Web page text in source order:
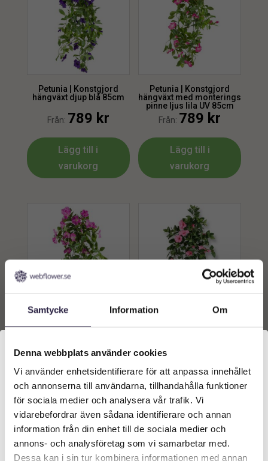
Samtycke Information Om
Denna webbplats använder cookies
Vi använder enhetsidentifierare för att anpassa innehållet
och annonserna till användarna, tillhandahålla funktioner
för sociala medier och analysera vår trafik. Vi
vidarebefordrar även sådana identifierare och annan
information från din enhet till de sociala medier och
annons- och analysföretag som vi samarbetar med.
Dessa kan i sin tur kombinera informationen med annan
Petunia | Konstgjord
hängväxt djup blå 85cm
Från: 789 kr
Lägg till i
varukorg
Petunia | Konstgjord
hängväxt med monterings
pinne ljus lila UV 85cm
Från: 789 kr
Lägg till i
varukorg
hängväxt med monterings
Från:789kr
Lägg till i
varukorg
Från:
Lägg till i
varukorg
Välkommen till Webflower
Vilken typ av kund är du? Du kan alltid justera ditt val
längst upp på sidan.
Företagskund (exkl. moms)